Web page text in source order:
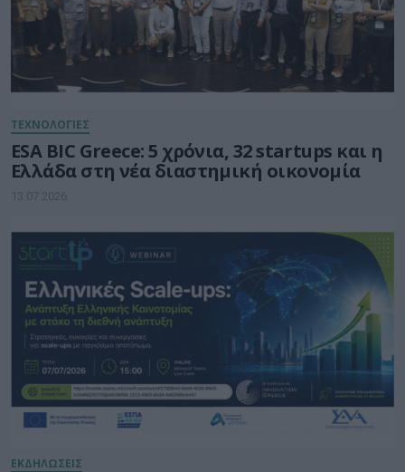
ΤΕΧΝΟΛΟΓΙΕΣ
ESA BIC Greece: 5 χρόνια, 32 startups και η
Ελλάδα στη νέα διαστημική οικονομία
13.07.2026
ΕΚΔΗΛΩΣΕΙΣ